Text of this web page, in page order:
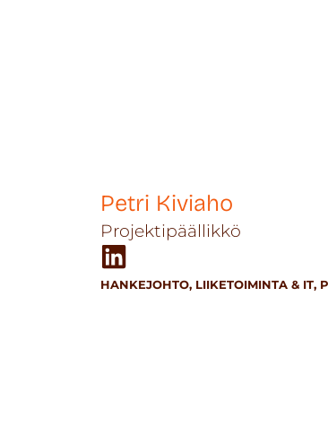
Petri Kiviaho
Projektipäällikkö
HANKEJOHTO, LIIKETOIMINTA & IT,